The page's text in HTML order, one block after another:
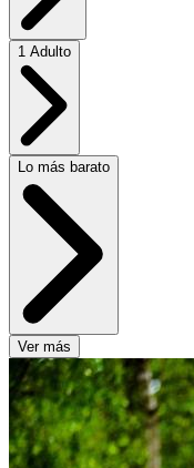
1 Adulto
Lo más barato
Ver más